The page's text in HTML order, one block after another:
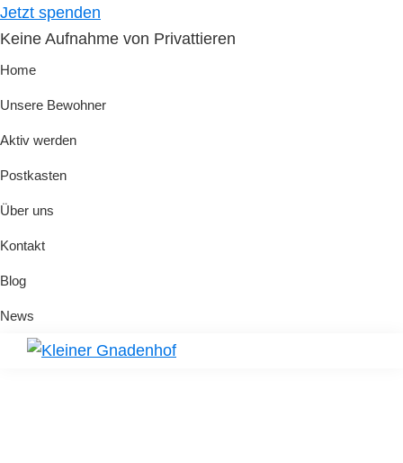
Skip
to
primary
Skip
to
main
Jetzt spenden
Keine Aufnahme von Privattieren
Home
Unsere Bewohner
Aktiv werden
Postkasten
Über uns
Kontakt
Blog
News